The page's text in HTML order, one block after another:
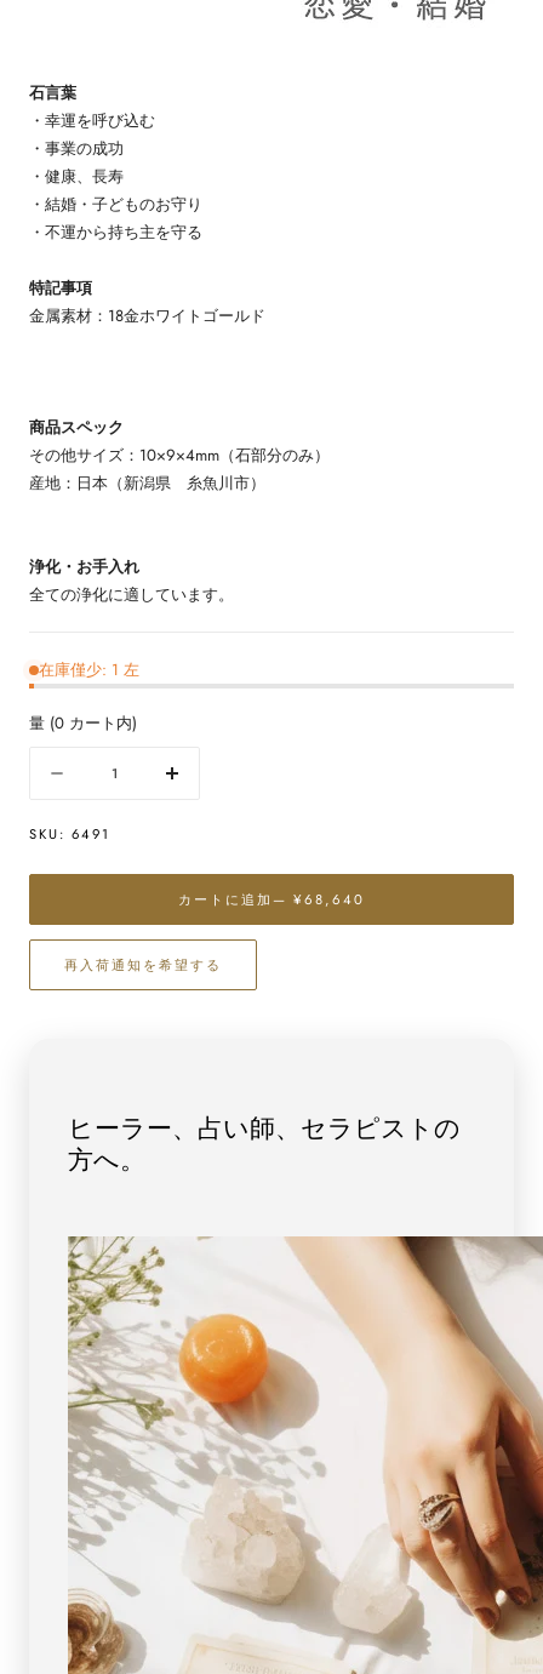
石言葉
・幸運を呼び込む
・事業の成功
・健康、長寿
・結婚・子どものお守り
・不運から持ち主を守る
特記事項
金属素材：18金ホワイトゴールド
商品スペック
その他サイズ：10×9×4mm（石部分のみ）
産地：日本（新潟県 糸魚川市）
浄化・お手入れ
全ての浄化に適しています。
在庫僅少: 1 左
量 (0 カート内)
を
減
す
ペ
ン
ダ
ト
ト
ッ
プ
（18
金
ホ
ワ
イ
ト
ゴ
ー
ド）
No.10
数
増
や
す
ン
プ
（18
金
ホ
ワ
イ
ト
ゴ
ド）
SKU: 6491
カートに追加— ¥68,640
再入荷通知を希望する
ヒーラー、占い師、セラピストの
方へ。